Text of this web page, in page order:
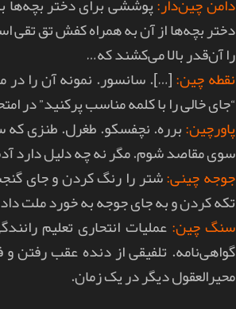
دختر بچه‌ها از آن به همراه کفش تق تقی
را آن‌قدر بالا می‌کشند که…
نقطه چین:[…]. سانسور. نمونه آن را در
“جای خالی را با کلمه مناسب پرکنید” در
پاورچین:برره. نچفسکو. طغرل. طنزی که
سوی مقاصد شوم. مگر نه چه دلیل دارد
جوجه چینی:
تکه کردن و به جای جوجه به خورد ملت
سنگ چین:عملیات انتحاری تعلیم
گواهی‌نامه. تلفیقی از دنده عقب رفتن
محیرالعقول دیگر در یک زمان.